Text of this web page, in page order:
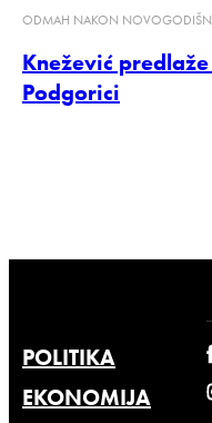
ODMAH NAKON
Knežević
Podgorici
POLITIKA
EKONOMIJA